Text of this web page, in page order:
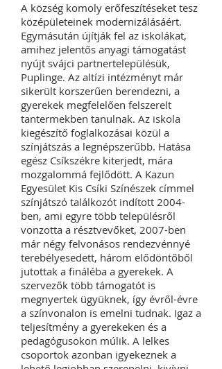
A község komoly erőfeszítéseket tesz
középületeinek modernizálásáért.
Egymásután újítják fel az iskolákat,
amihez jelentős anyagi támogatást
nyújt svájci partnertelepülésük,
Puplinge. Az altízi intézményt már
sikerült korszerűen berendezni, a
gyerekek megfelelően felszerelt
tantermekben tanulnak. Az iskola
kiegészítő foglalkozásai közül a
színjátszás a legnépszerűbb. Hatása
egész Csíkszékre kiterjedt, mára
mozgalommá fejlődött. A Kazun
Egyesület Kis Csíki Színészek címmel
színjátszó találkozót indított 2004-
ben, ami egyre több településről
vonzotta a résztvevőket, 2007-ben
már négy felvonásos rendezvénnyé
terebélyesedett, három elődöntőből
jutottak a fináléba a gyerekek. A
szervezők több támogatót is
megnyertek ügyüknek, így évről-évre
a színvonalon is emelni tudnak. Igaz a
teljesítmény a gyerekeken és a
pedagógusokon múlik. A lelkes
csoportok azonban igyekeznek a